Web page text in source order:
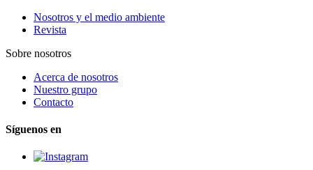
Nosotros y el medio ambiente
Revista
Sobre nosotros
Acerca de nosotros
Nuestro grupo
Contacto
Síguenos en